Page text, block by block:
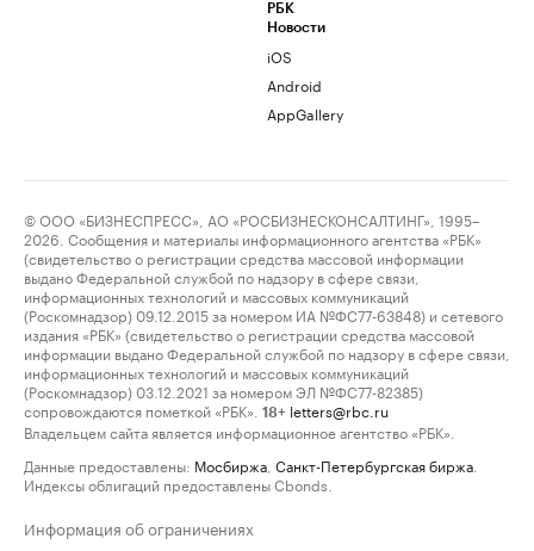
РБК
Новости
iOS
Android
AppGallery
© ООО «БИЗНЕСПРЕСС», АО «РОСБИЗНЕСКОНСАЛТИНГ», 1995–
2026. Сообщения и материалы информационного агентства «РБК»
(свидетельство о регистрации средства массовой информации
выдано Федеральной службой по надзору в сфере связи,
информационных технологий и массовых коммуникаций
(Роскомнадзор) 09.12.2015 за номером ИА №ФС77-63848) и сетевого
издания «РБК» (свидетельство о регистрации средства массовой
информации выдано Федеральной службой по надзору в сфере связи,
информационных технологий и массовых коммуникаций
(Роскомнадзор) 03.12.2021 за номером ЭЛ №ФС77-82385)
сопровождаются пометкой «РБК».
18+ letters@rbc.ru
Владельцем сайта является информационное агентство «РБК».
Данные предоставлены: Мосбиржа Санкт-Петербургская биржа
Индексы облигаций предоставлены Cbonds.
Информация об ограничениях